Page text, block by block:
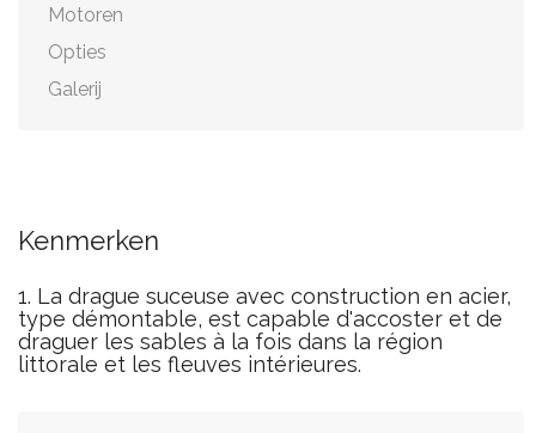
Motoren
Opties
Galerij
Kenmerken
1. La drague suceuse avec construction en acier,
type démontable, est capable d'accoster et de
draguer les sables à la fois dans la région
littorale et les fleuves intérieures.